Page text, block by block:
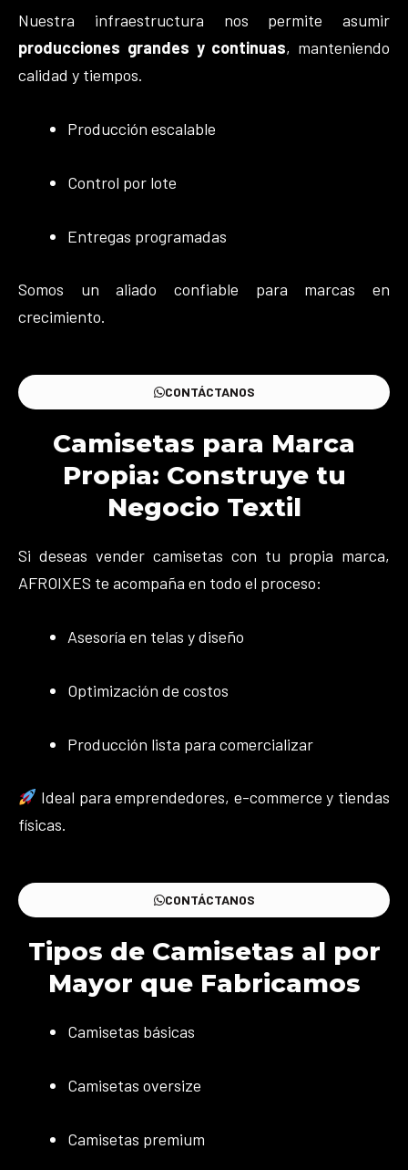
Nuestra infraestructura nos permite asumir
producciones grandes y continuas, manteniendo
calidad y tiempos.
Producción escalable
Control por lote
Entregas programadas
Somos un aliado confiable para marcas en
crecimiento.
CONTÁCTANOS
Camisetas para Marca
Propia: Construye tu
Negocio Textil
Si deseas vender camisetas con tu propia marca,
AFROIXES te acompaña en todo el proceso:
Asesoría en telas y diseño
Optimización de costos
Producción lista para comercializar
Ideal para emprendedores, e-commerce y tiendas
físicas.
CONTÁCTANOS
Tipos de Camisetas al por
Mayor que Fabricamos
Camisetas básicas
Camisetas oversize
Camisetas premium